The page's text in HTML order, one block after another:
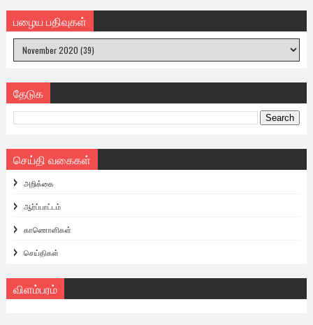
பழைய பதிவுகள்
தேடுக
செய்தி வகைகள்
அறிக்கை
ஆர்ப்பாட்டம்
காணொளிகள்
செய்திகள்
விளம்பரம்